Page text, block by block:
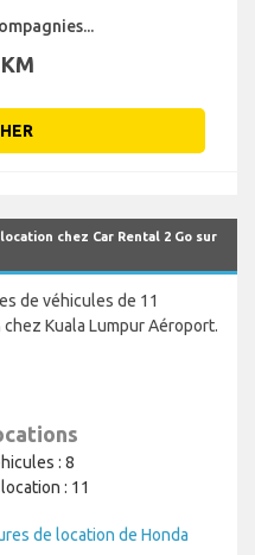
chez Car Rental 2 Go sur
de véhicules de 11
Kuala Lumpur Aéroport.
: 8
: 11
de location de Honda